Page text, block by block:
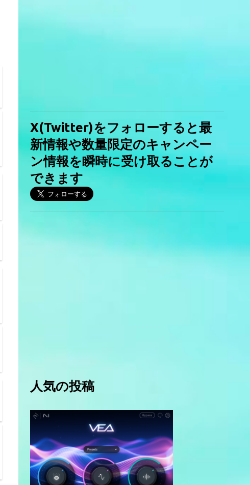
X(Twitter)をフォローすると最
新情報や数量限定のキャンペー
ン情報を瞬時に受け取ることが
できます
人気の投稿